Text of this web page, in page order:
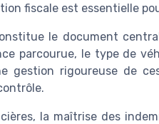
fiscale est essentielle
le document
parcourue, le type de
gestion rigoureuse de
la maîtrise des